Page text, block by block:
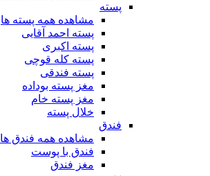
پسته
مشاهده همه پسته ها
پسته احمد آقایی
پسته اکبری
پسته کله قوچی
پسته فندقی
مغز پسته بوداده
مغز پسته خام
خلال پسته
فندق
مشاهده همه فندق ها
فندق با پوست
مغز فندق